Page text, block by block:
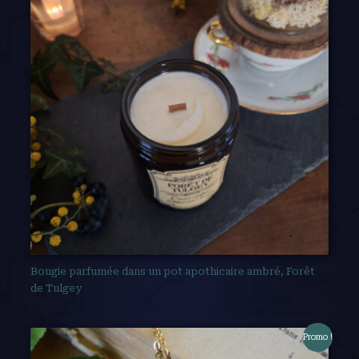
Bougie parfumée dans un pot apothicaire ambré, Forêt
de Tulgey
Promo !